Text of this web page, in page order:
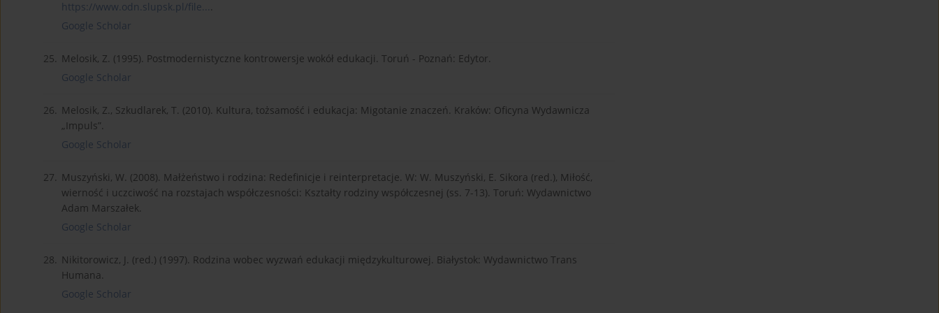
https://www.odn.slupsk.pl/file....
Google Scholar
25. Melosik, Z. (1995). Postmodernistyczne kontrowersje wokół edukacji. Toruń - Poznań: Edytor.
Google Scholar
26. Melosik, Z., Szkudlarek, T. (2010). Kultura, tożsamość i edukacja: Migotanie znaczeń. Kraków: Oficyna Wydawnicza
„Impuls”.
Google Scholar
27. Muszyński, W. (2008). Małżeństwo i rodzina: Redefinicje i reinterpretacje. W: W. Muszyński, E. Sikora (red.), Miłość,
wierność i uczciwość na rozstajach współczesności: Kształty rodziny współczesnej (ss. 7-13). Toruń: Wydawnictwo
Adam Marszałek.
Google Scholar
28. Nikitorowicz, J. (red.) (1997). Rodzina wobec wyzwań edukacji międzykulturowej. Białystok: Wydawnictwo Trans
Humana.
Google Scholar